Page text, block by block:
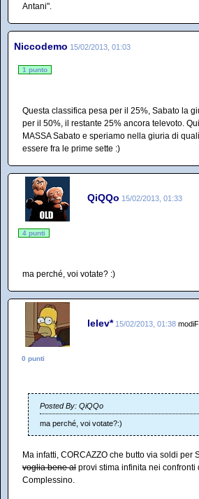
Antani".
Niccodemo 15/02/2013, 01:03
1 punto
Questa classifica pesa per il 25%, Sabato la
per il 50%, il restante 25% ancora televoto.
MASSA Sabato e speriamo nella giuria di
essere fra le prime sette :)
QiQQo 15/02/2013, 01:33
4 punti
ma perché, voi votate? :)
lelev* 15/02/2013, 01:38
0 punti
Posted By: QiQQo
ma perché, voi votate?:)
Ma infatti, CORCAZZO che butto via soldi per
voglia bene al provi stima infinita nei confronti
Complessino.